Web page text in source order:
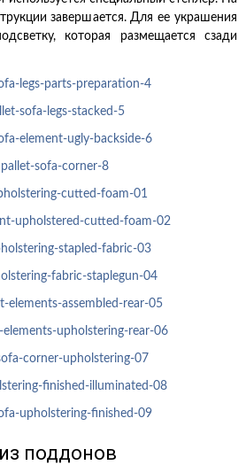
завершается. Для ее украшения
которая размещается сзади
поддонов